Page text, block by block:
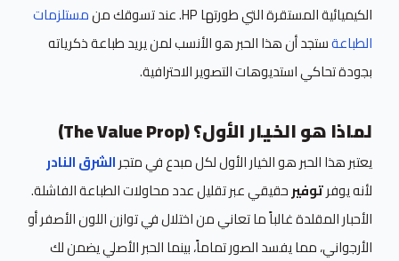
الكيميائية المستقرة التي طورتها HP. عند تسوقك من
مستلزمات
الطباعةستجد أن هذا الحبر هو الأنسب لمن يريد طباعة ذكرياته
بجودة تحاكي استديوهات التصوير الاحترافية.
لماذا هو الخيار الأول؟ (The Value Prop)
يعتبر هذا الحبر هو الخيار الأول لكل مبدع في متجرالشرق النادر
لأنه يوفرتوفيرحقيقي عبر تقليل عدد محاولات الطباعة الفاشلة.
الأحبار المقلدة غالباً ما تعاني من اختلال في توازن اللون الأصفر أو
الأرجواني، مما يفسد الصور تماماً، بينما الحبر الأصلي يضمن لك